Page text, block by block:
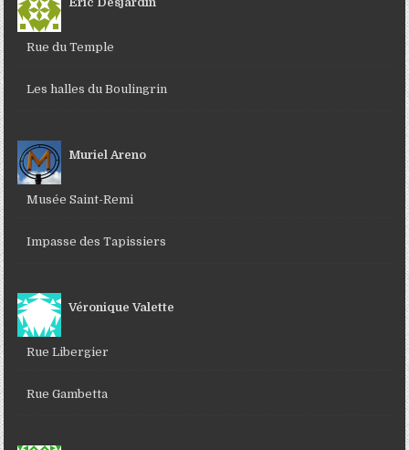
Rue du Temple
Les halles du Boulingrin
Muriel Areno
Musée Saint-Remi
Impasse des Tapissiers
Véronique Valette
Rue Libergier
Rue Gambetta